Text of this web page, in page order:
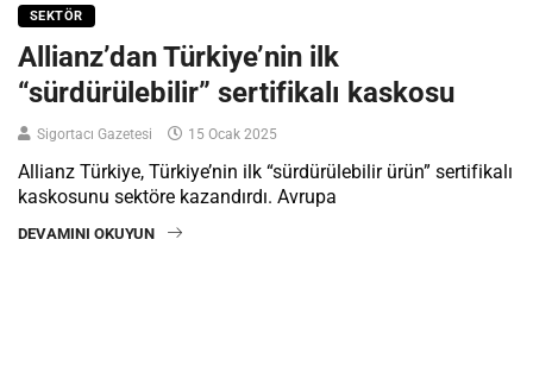
SEKTÖR
Allianz’dan Türkiye’nin ilk
“sürdürülebilir” sertifikalı kaskosu
Sigortacı Gazetesi 15 Ocak 2025
Allianz Türkiye, Türkiye’nin ilk “sürdürülebilir ürün” sertifikalı
kaskosunu sektöre kazandırdı. Avrupa
DEVAMINI OKUYUN